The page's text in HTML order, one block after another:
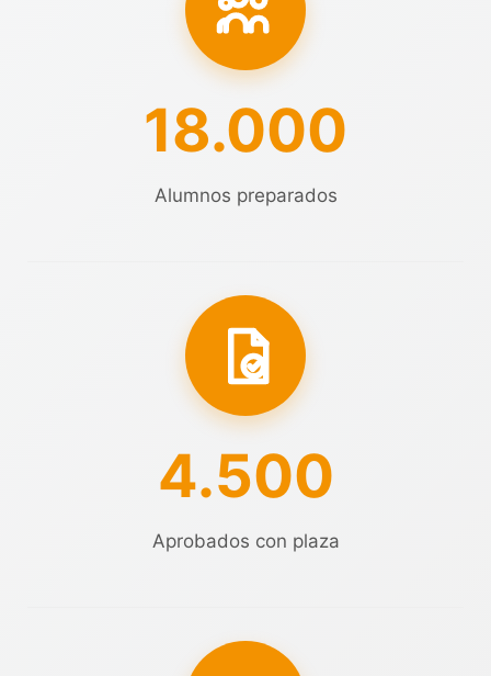
18.000
Alumnos preparados
4.500
Aprobados con plaza